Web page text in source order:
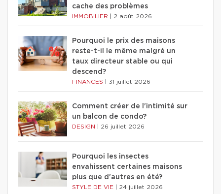
cache des problèmes
IMMOBILIER 2 août 2026
Pourquoi le prix des maisons
reste-t-il le même malgré un
taux directeur stable ou qui
descend?
FINANCES 31 juillet 2026
Comment créer de l'intimité sur
un balcon de condo?
DESIGN 26 juillet 2026
Pourquoi les insectes
envahissent certaines maisons
plus que d'autres en été?
STYLE DE VIE 24 juillet 2026